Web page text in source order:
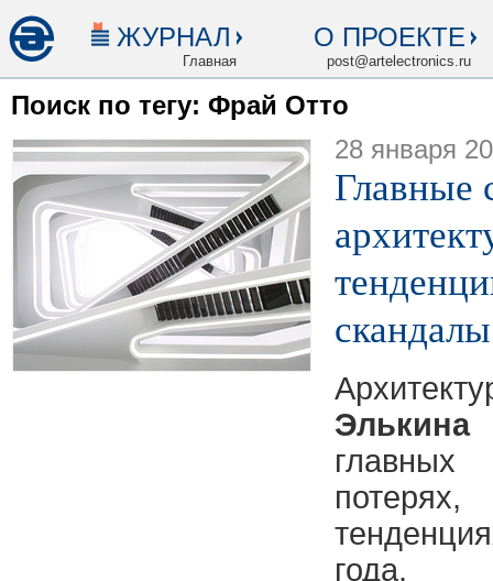
ЖУРНАЛ
Главная
О ПРОЕКТЕ
post@artelectronics.ru
Поиск по тегу: Фрай Отто
28 января
Главные
скандалы
Элькина
года.